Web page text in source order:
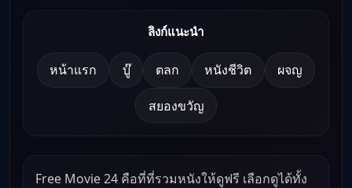
ลิงก์แนะนำ
หน้าแรก บู๊ ตลก หนังชีวิต ผจญ
สยองขวัญ
Free Movie 24 คือที่ที่รวมหนังให้ดูฟรี เลือกดูได้ทั้ง